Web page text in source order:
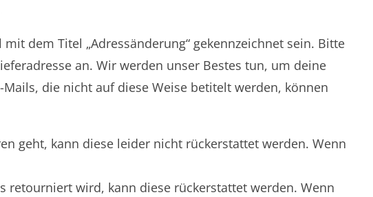
dem Titel „Adressänderung“ gekennzeichnet sein. Bitte
an. Wir werden unser Bestes tun, um deine
die nicht auf diese Weise betitelt werden, können
geht, kann diese leider nicht rückerstattet werden. Wenn
wird, kann diese rückerstattet werden. Wenn